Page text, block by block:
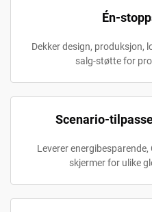
Én-
Dekker design, produksjon,
salg-støtte for
Scenario-
Leverer energibesparende,
skjermer for ulike